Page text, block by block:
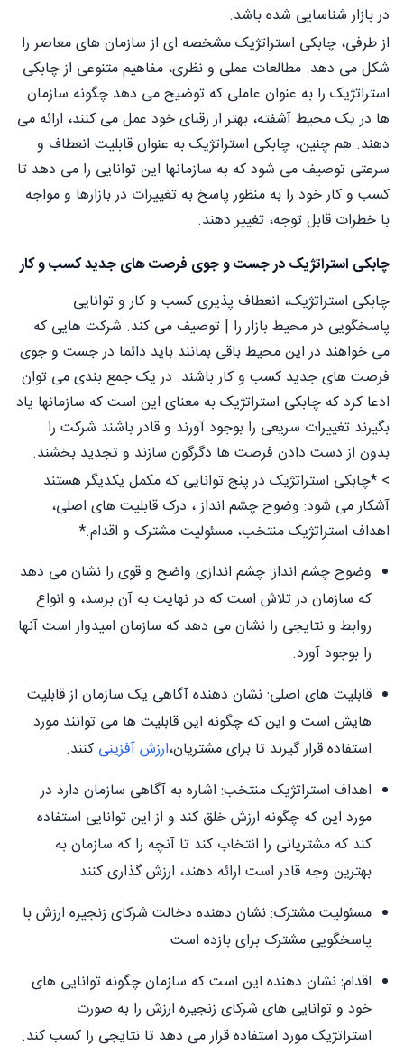
در بازار شناسایی شده باشد.
از طرفی، چابکی استراتژیک مشخصه ای از سازمان های معاصر را
شکل می دهد. مطالعات عملی و نظری، مفاهيم متنوعی از چابکی
استراتژیک را به عنوان عاملی که توضیح می دهد چگونه سازمان
ها در یک محیط آشفته، بهتر از رقبای خود عمل می کنند، ارائه می
دهند. هم چنین، چابکی استراتژیک به عنوان قابلیت انعطاف و
سرعتی توصیف می شود که به سازمانها این توانایی را می دهد تا
کسب و کار خود را به منظور پاسخ به تغییرات در بازارها و مواجه
با خطرات قابل توجه، تغییر دهند.
چابکی استراتژیک در جست و جوی فرصت های جدید کسب و کار
چابکی استراتژیک، انعطاف پذیری کسب و کار و توانایی
پاسخگویی در محیط بازار را | توصیف می کند. شرکت هایی که
می خواهند در این محیط باقی بمانند باید دائما در جست و جوی
فرصت های جدید کسب و کار باشند. در یک جمع بندی می توان
ادعا کرد که چابکی استراتژیک به معنای این است که سازمانها یاد
بگیرند تغییرات سریعی را بوجود آورند و قادر باشند شرکت را
بدون از دست دادن فرصت ها دگرگون سازند و تجديد بخشند.
> *چابکی استراتژیک در پنج توانایی که مکمل یکدیگر هستند
آشکار می شود: وضوح چشم انداز ، درک قابلیت های اصلی،
اهداف استراتژیک منتخب، مسئولیت مشترک و اقدام.*
وضوح چشم انداز: چشم اندازی واضح و قوی را نشان می دهد
که سازمان در تلاش است که در نهایت به آن برسد، و انواع
روابط و نتایجی را نشان می دهد که سازمان امیدوار است آنها
را بوجود آورد.
قابلیت های اصلی: نشان دهنده آگاهی یک سازمان از قابلیت
هایش است و این که چگونه این قابلیت ها می توانند مورد
استفاده قرار گیرند تا برای مشتریان،ارزش آفزینی کنند.
اهداف استراتژیک منتخب: اشاره به آگاهی سازمان دارد در
مورد این که چگونه ارزش خلق کند و از این توانایی استفاده
کند که مشتریانی را انتخاب کند تا آنچه را که سازمان به
بهترین وجه قادر است ارائه دهند، ارزش گذاری کنند
مسئولیت مشترک: نشان دهنده دخالت شرکای زنجیره ارزش با
پاسخگویی مشترک برای بازده است
اقدام: نشان دهنده این است که سازمان چگونه توانایی های
خود و توانایی های شرکای زنجیره ارزش را به صورت
استراتژیک مورد استفاده قرار می دهد تا نتایجی را کسب کند.